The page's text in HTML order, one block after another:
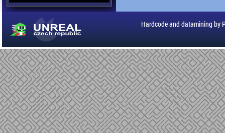
Hardcode and datamining by